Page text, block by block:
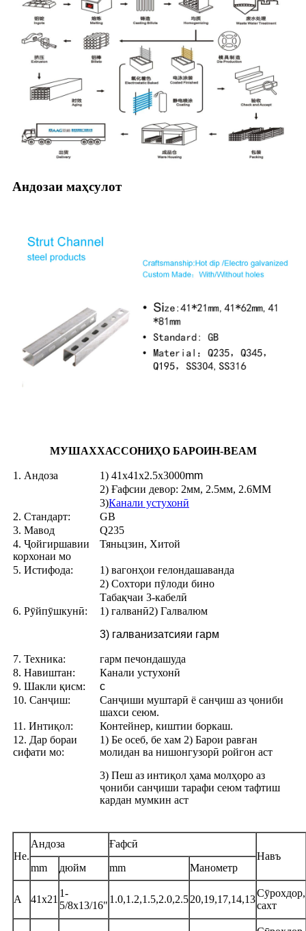
Андозаи маҳсулот
МУШАХХАССОНИҲО БАРОИH-BEAM
1. Андоза 1) 41x41x2.5x3000mm
2) Ғафсии девор: 2мм, 2.5мм, 2.6ММ
3)Канали устухонӣ
2. Стандарт:
GB
3. Мавод
Q235
4. Ҷойгиршавии
корхонаи мо
Тяньцзин, Хитой
5. Истифода:
1) вагонҳои ғелондашаванда
2) Сохтори пӯлоди бино
Табақчаи 3-кабелӣ
6. Рӯйпӯшкунӣ:
1) галванӣ2) Галвалюм
3) галванизатсияи гарм
7. Техника:
гарм печондашуда
8. Навиштан:
Канали устухонӣ
9. Шакли қисм:
c
10. Санҷиш:
Санҷиши муштарӣ ё санҷиш аз ҷониби
шахси сеюм.
11. Интиқол:
Контейнер, киштии боркаш.
12. Дар бораи
сифати мо:
1) Бе осеб, бе хам 2) Барои равған
молидан ва нишонгузорӣ ройгон аст
3) Пеш аз интиқол ҳама молҳоро аз
ҷониби санҷиши тарафи сеюм тафтиш
кардан мумкин аст
Не.
Андоза
Ғафсӣ
Навъ
mm
дюйм mm Манометр
A 41x21
1-
5/8x13/16"
1.0,1.2,1.5,2.0,2.520,19,17,14,13
Сӯрохдор,
сахт